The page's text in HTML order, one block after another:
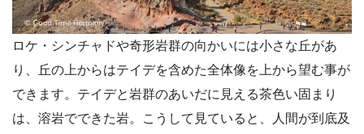
ロケ・シンチャドや奇形岩群の向かいには小さな丘があ
り、丘の上からはテイデを含めた全体像を上から望む事が
できます。テイデと岩群のあいだに見える茶色い固まり
は、溶岩でできた岩。こうして見ていると、人間が到底及